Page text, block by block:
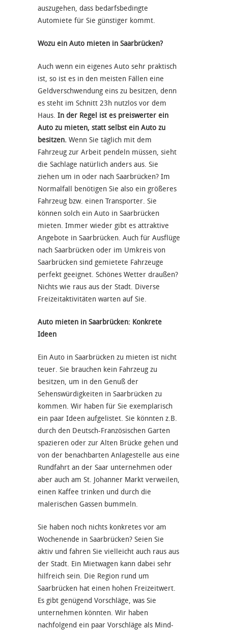
auszugehen, dass bedarfsbedingte
Automiete für Sie günstiger kommt.
Wozu ein Auto mieten in Saarbrücken?
Auch wenn ein eigenes Auto sehr praktisch
ist, so ist es in den meisten Fällen eine
Geldverschwendung eins zu besitzen, denn
es steht im Schnitt 23h nutzlos vor dem
Haus. In der Regel ist es preiswerter ein
Auto zu mieten, statt selbst ein Auto zu
besitzen. Wenn Sie täglich mit dem
Fahrzeug zur Arbeit pendeln müssen, sieht
die Sachlage natürlich anders aus. Sie
ziehen um in oder nach Saarbrücken? Im
Normalfall benötigen Sie also ein größeres
Fahrzeug bzw. einen Transporter. Sie
können solch ein Auto in Saarbrücken
mieten. Immer wieder gibt es attraktive
Angebote in Saarbrücken. Auch für Ausflüge
nach Saarbrücken oder im Umkreis von
Saarbrücken sind gemietete Fahrzeuge
perfekt geeignet. Schönes Wetter draußen?
Nichts wie raus aus der Stadt. Diverse
Freizeitaktivitäten warten auf Sie.
Auto mieten in Saarbrücken: Konkrete
Ideen
Ein Auto in Saarbrücken zu mieten ist nicht
teuer. Sie brauchen kein Fahrzeug zu
besitzen, um in den Genuß der
Sehenswürdigkeiten in Saarbrücken zu
kommen. Wir haben für Sie exemplarisch
ein paar Ideen aufgelistet. Sie könnten z.B.
durch den Deutsch-Französischen Garten
spazieren oder zur Alten Brücke gehen und
von der benachbarten Anlagestelle aus eine
Rundfahrt an der Saar unternehmen oder
aber auch am St. Johanner Markt verweilen,
einen Kaffee trinken und durch die
malerischen Gassen bummeln.
Sie haben noch nichts konkretes vor am
Wochenende in Saarbrücken? Seien Sie
aktiv und fahren Sie vielleicht auch raus aus
der Stadt. Ein Mietwagen kann dabei sehr
hilfreich sein. Die Region rund um
Saarbrücken hat einen hohen Freizeitwert.
Es gibt genügend Vorschläge, was Sie
unternehmen könnten. Wir haben
nachfolgend ein paar Vorschläge als Mind-